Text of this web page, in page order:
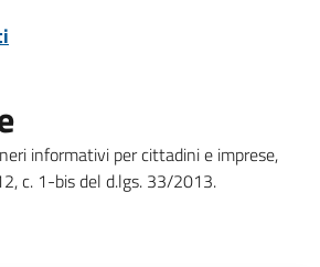
informativi per cittadini e imprese,
c. 1-bis del d.lgs. 33/2013.